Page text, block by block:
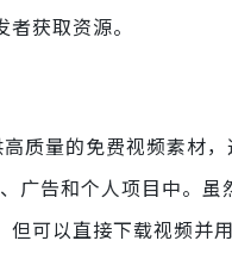
获取资源。
质量的免费视频素材，
广告和个人项目中。
但可以直接下载视频并